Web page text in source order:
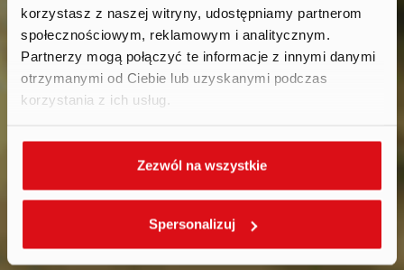
korzystasz z naszej witryny, udostępniamy partnerom
społecznościowym, reklamowym i analitycznym.
Partnerzy mogą połączyć te informacje z innymi danymi
otrzymanymi od Ciebie lub uzyskanymi podczas
korzystania z ich usług.
Zezwól na wszystkie
Spersonalizuj